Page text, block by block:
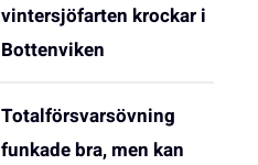
vintersjöfarten krockar i
Bottenviken
Totalförsvarsövning
funkade bra, men kan